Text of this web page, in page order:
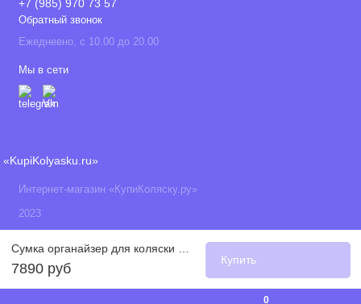
0
7890 руб
Купить
+7 (985) 970 73 57
Обратный звонок
Ежедневно, с 10.00 до 20.00
Мы в сети
«KupiKolyasku.ru»
Интернет-магазин «КупиКоляску.ру»
2023